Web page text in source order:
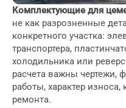
Комплектующие для
не как разрозненные
конкретного участка:
транспортера,
холодильника или
расчета важны чертежи,
работы, характер
ремонта.